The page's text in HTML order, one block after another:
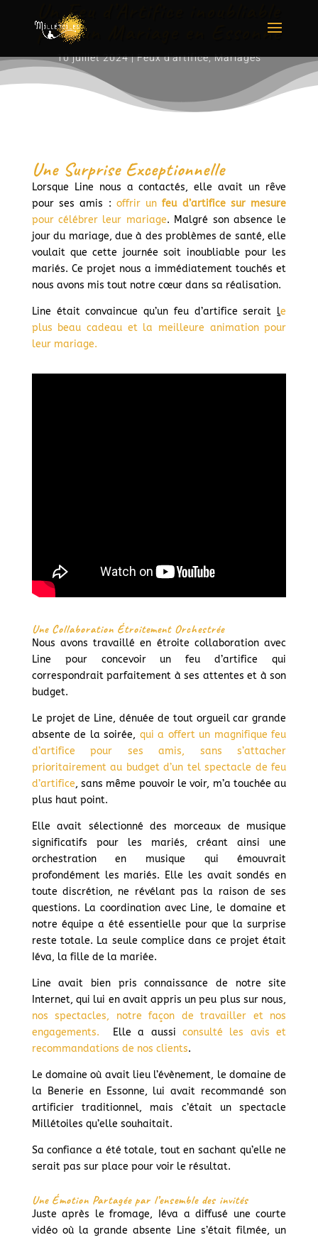
Un Feu d’Artifice inoubliable
pour un Mariage en Essonne
10 juillet 2024|Feux d'artifice,Mariages
Une Surprise Exceptionnelle
Lorsque Line nous a contactés, elle avait un rêve
pour ses amis : offrir unfeu d’artifice sur mesure
pour célébrer leur mariage. Malgré son absence le
jour du mariage, due à des problèmes de santé, elle
voulait que cette journée soit inoubliable pour les
mariés. Ce projet nous a immédiatement touchés et
nous avons mis tout notre cœur dans sa réalisation.
Line était convaincue qu’un feu d’artifice serait le
plus beau cadeau et la meilleure animation pour
leur mariage.
Une Collaboration Étroitement Orchestrée
Nous avons travaillé en étroite collaboration avec
Line pour concevoir un feu d’artifice qui
correspondrait parfaitement à ses attentes et à son
budget.
Le projet de Line, dénuée de tout orgueil car grande
absente de la soirée, qui a offert un magnifique feu
d’artifice pour ses amis, sans s’attacher
prioritairement au budget d’un tel spectacle de feu
d’artifice, sans même pouvoir le voir, m’a touchée au
plus haut point.
Elle avait sélectionné des morceaux de musique
significatifs pour les mariés, créant ainsi une
orchestration en musique qui émouvrait
profondément les mariés. Elle les avait sondés en
toute discrétion, ne révélant pas la raison de ses
questions. La coordination avec Line, le domaine et
notre équipe a été essentielle pour que la surprise
reste totale. La seule complice dans ce projet était
Iéva, la fille de la mariée.
Line avait bien pris connaissance de notre site
Internet, qui lui en avait appris un peu plus sur nous,
nos spectacles, notre façon de travailler et nos
engagements.
Elle a aussi consulté les avis et
recommandations de nos clients.
Le domaine où avait lieu l’évènement, le domaine de
la Benerie en Essonne, lui avait recommandé son
artificier traditionnel, mais c’était un spectacle
Millétoiles qu’elle souhaitait.
Sa confiance a été totale, tout en sachant qu’elle ne
serait pas sur place pour voir le résultat.
Une Émotion Partagée par l’ensemble des invités
Juste après le fromage, Iéva a diffusé une courte
vidéo où la grande absente Line s’était filmée, un